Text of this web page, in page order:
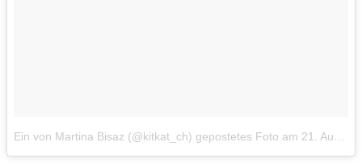
Ein von Martina Bisaz (@kitkat_ch) gepostetes Foto am 21. Aug 2014 um 21:36 Uhr